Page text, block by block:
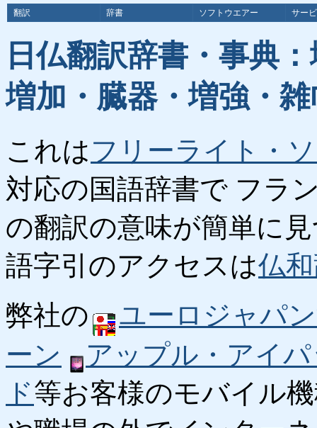
翻訳 辞書 ソフトウエアー サー
日仏翻訳辞書・事典
増加・臓器・増強・
これはフリーライト・
対応の国語辞書で フラ
の翻訳の意味が簡単に
語字引のアクセスは仏
弊社の
ユーロジャパ
ーン
アップル・アイ
ド等お客様のモバイル